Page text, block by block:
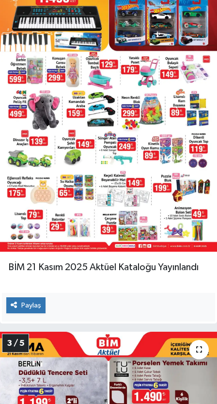
BİM 21 Kasım 2025 Aktüel Kataloğu Yayınlandı
Paylaş
3 / 5